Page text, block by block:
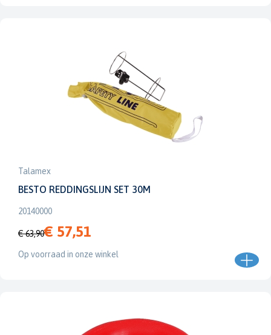
Talamex
BESTO REDDINGSLIJN SET 30M
20140000
€ 63,90€ 57,51
Op voorraad in onze winkel